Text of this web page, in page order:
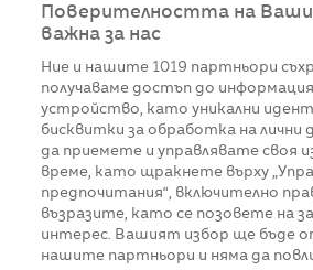
Поверителността на
важна за нас
Ние и нашите 1019 партньори
получаваме достъп до
устройство, като уникални
бисквитки за обработка на
да приемете и управлявате своя
време, като щракнете върху
предпочитания“, включително
възразите, като се позовете на
интерес. Вашият избор ще бъде
нашите партньори и няма да